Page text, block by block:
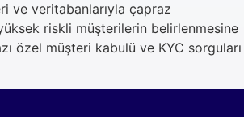
ve veritabanlarıyla çapraz
riskli müşterilerin belirlenmesine
özel müşteri kabulü ve KYC sorguları